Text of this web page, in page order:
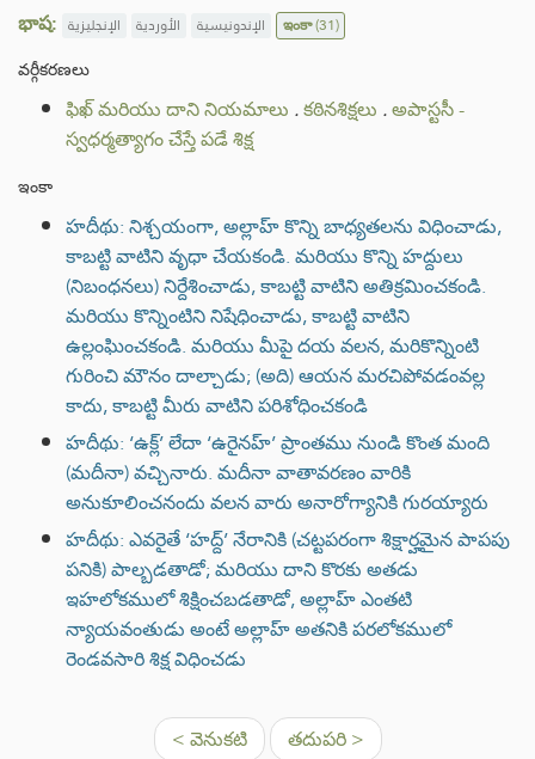
భాష: الإنجليزية الأوردية الإندونيسية ఇంకా(31)
వర్గీకరణలు
ఫిఖ్ మరియు దాని నియమాలు .కఠినశిక్షలు .అపాస్టసీ -
స్వధర్మత్యాగం చేస్తే పడే శిక్ష
ఇంకా
హదీథు: నిశ్చయంగా, అల్లాహ్ కొన్ని బాధ్యతలను విధించాడు,
కాబట్టి వాటిని వృధా చేయకండి. మరియు కొన్ని హద్దులు
(నిబంధనలు) నిర్దేశించాడు, కాబట్టి వాటిని అతిక్రమించకండి.
మరియు కొన్నింటిని నిషేధించాడు, కాబట్టి వాటిని
ఉల్లంఘించకండి. మరియు మీపై దయ వలన, మరికొన్నింటి
గురించి మౌనం దాల్చాడు; (అది) ఆయన మరచిపోవడంవల్ల
కాదు, కాబట్టి మీరు వాటిని పరిశోధించకండి
హదీథు: ‘ఉక్ల్’ లేదా ‘ఉరైనహ్’ ప్రాంతము నుండి కొంత మంది
(మదీనా) వచ్చినారు. మదీనా వాతావరణం వారికి
అనుకూలించనందు వలన వారు అనారోగ్యానికి గురయ్యారు
హదీథు: ఎవరైతే ‘హద్ద్’ నేరానికి (చట్టపరంగా శిక్షార్హమైన పాపపు
పనికి) పాల్బడతాడో; మరియు దాని కొరకు అతడు
ఇహలోకములో శిక్షించబడతాడో, అల్లాహ్ ఎంతటి
న్యాయవంతుడు అంటే అల్లాహ్ అతనికి పరలోకములో
రెండవసారి శిక్ష విధించడు
< వెనుకటి తదుపరి >